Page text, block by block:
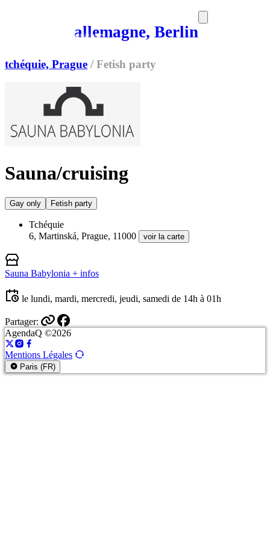
allemagne, Berlin
MEDIAMAG
tchéquie, Prague / Fetish party
Sauna/cruising
Gay only Fetish party
Tchéquie
6, Martinská, Prague, 11000
voir la carte
Sauna Babylonia + infos
le lundi, mardi, mercredi, jeudi, samedi de 14h à 01h
Partager:
AgendaQ ©2026
Mentions Légales
Paris (FR)